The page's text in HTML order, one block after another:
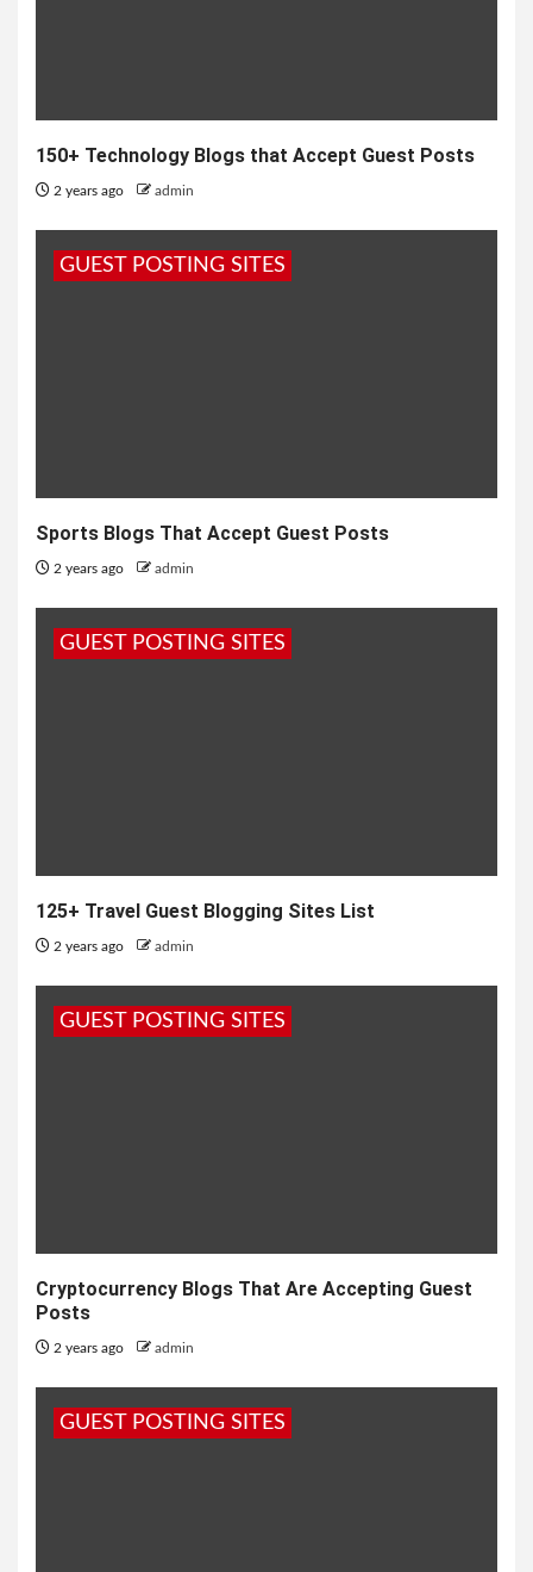
150+ Technology Blogs that Accept Guest Posts
2 years ago admin
GUEST POSTING SITES
Sports Blogs That Accept Guest Posts
2 years ago admin
GUEST POSTING SITES
125+ Travel Guest Blogging Sites List
2 years ago admin
GUEST POSTING SITES
Cryptocurrency Blogs That Are Accepting Guest
Posts
2 years ago admin
GUEST POSTING SITES